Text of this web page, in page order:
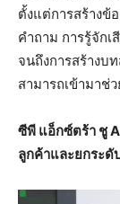
ตั้งแต่การสร้างข้
คำถาม การรู้จักเ
จนถึงการสร้าง
สามารถเข้ามาช่
ซีพี แอ็กซ์ตร้า ชู
ลูกค้าและยกระดั